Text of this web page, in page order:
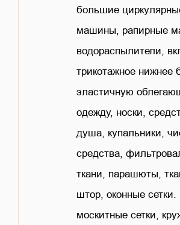
большие
машины, рапирные
водораспылители,
трикотажное нижнее
эластичную
одежду, носки,
душа, купальники,
средства,
ткани, парашюты,
штор, оконные
москитные сетки,